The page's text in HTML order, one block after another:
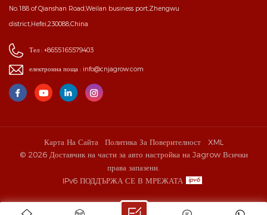
No.188 of Qianshan Road,Weilan business port,Zhengwu
district,Hefei,230088,China
Тел : +8655165579403
електронна поща : info@cnjagrow.com
Карта На Сайта Политика За Поверителност
XML
© 2026 Доставчик на части за авто настройка на Jagrow Всички
права запазени.
IPv6 ПОДДЪРЖА СЕ В МРЕЖАТА